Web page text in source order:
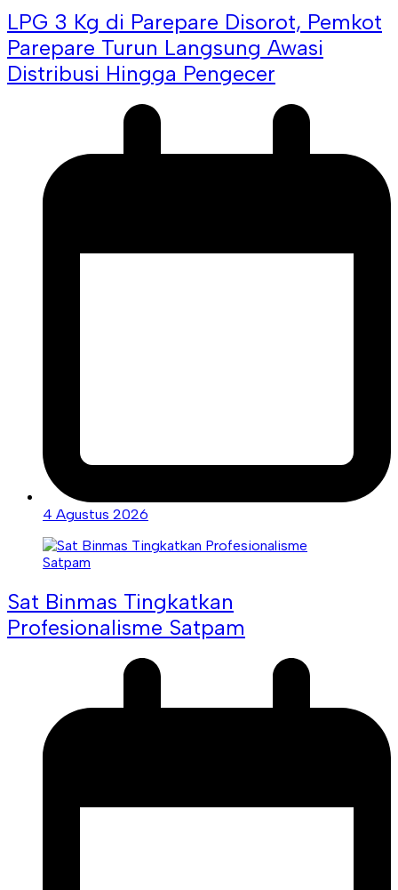
LPG 3 Kg di Parepare Disorot, Pemkot
Parepare Turun Langsung Awasi
Distribusi Hingga Pengecer
4 Agustus 2026
Sat Binmas Tingkatkan
Profesionalisme Satpam